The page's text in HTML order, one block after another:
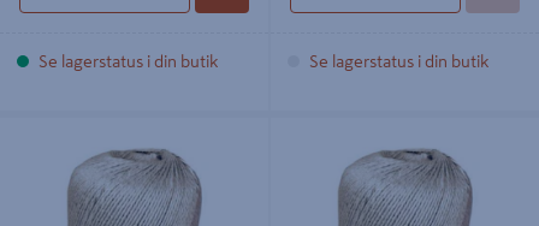
Se lagerstatus i din butik Se lagerstatus i din butik
2,5MM 2,5KG
3,5MM 2,5KG